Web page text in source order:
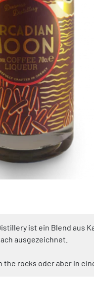
ist ein Blend aus
ausgezeichnet.
rocks oder aber in